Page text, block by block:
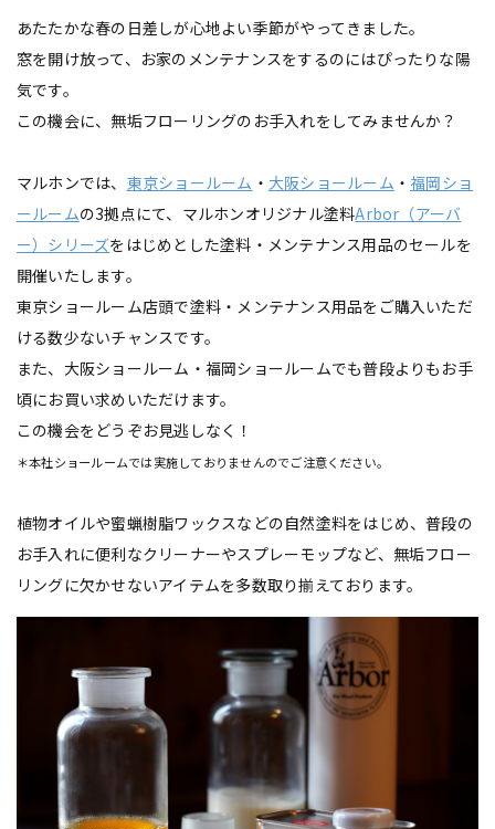
あたたかな春の日差しが心地よい季節がやってきました。
窓を開け放って、お家のメンテナンスをするのにはぴったりな陽
気です。
この機会に、無垢フローリングのお手入れをしてみませんか？
マルホンでは、 東京ショールーム ・ 大阪ショールーム ・福岡ショ
ールームの3拠点にて、マルホンオリジナル塗料Arbor（アーバ
ー）シリーズをはじめとした塗料・メンテナンス用品のセールを
開催いたします。
東京ショールーム店頭で塗料・メンテナンス用品をご購入いただ
ける数少ないチャンスです。
また、大阪ショールーム・福岡ショールームでも普段よりもお手
頃にお買い求めいただけます。
この機会をどうぞお見逃しなく！
＊本社ショールームでは実施しておりませんのでご注意ください。
植物オイルや蜜蝋樹脂ワックスなどの自然塗料をはじめ、普段の
お手入れに便利なクリーナーやスプレーモップなど、無垢フロー
リングに欠かせないアイテムを多数取り揃えております。